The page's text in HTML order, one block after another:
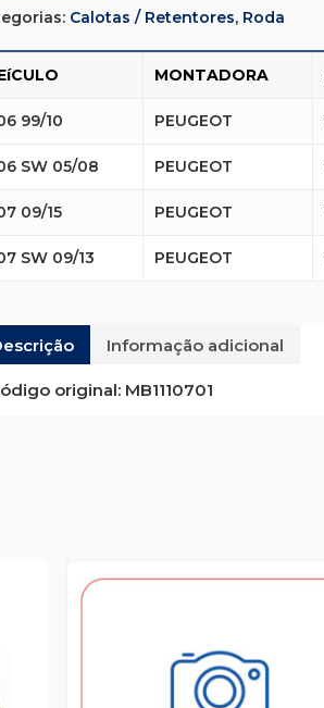
Calotas / Retentores, Roda
MONTADORA
99/10 PEUGEOT
SW 05/08 PEUGEOT
09/15 PEUGEOT
SW 09/13 PEUGEOT
Informação adicional
original:MB1110701